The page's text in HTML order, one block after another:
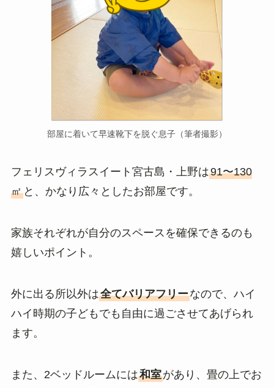
部屋に着いて早速靴下を脱ぐ息子（筆者撮影）
フェリスヴィラスイート宮古島・上野は91〜130
㎡と、かなり広々としたお部屋です。
家族それぞれが自分のスペースを確保できるのも
嬉しいポイント。
外に出る所以外は全てバリアフリーなので、ハイ
ハイ時期の子どもでも自由に過ごさせてあげられ
ます。
また、2ベッドルームには和室があり、畳の上でお